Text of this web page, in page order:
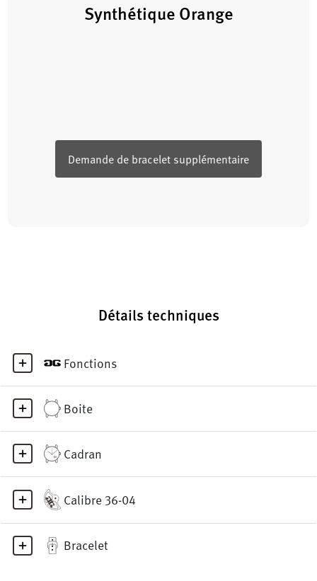
Synthétique Orange
Demande de bracelet supplémentaire
Détails techniques
Fonctions
Boite
Cadran
Calibre 36-04
Bracelet